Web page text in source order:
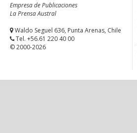
Empresa de Publicaciones
La Prensa Austral
Waldo Seguel 636, Punta Arenas, Chile
Tel. +56.61 220 40 00
© 2000-2026